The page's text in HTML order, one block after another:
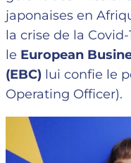
japonaises en
la crise de la
le European
(EBC) lui confie le
Operating Officer).